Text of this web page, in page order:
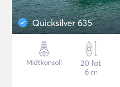
Quicksilver 635
Midtkonsoll
20 fot
6 m